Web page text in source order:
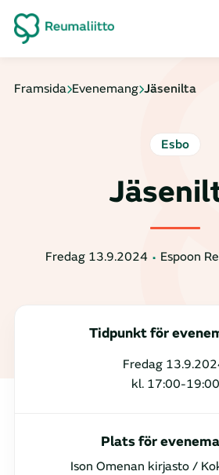
Framsida Evenemang Jäsenilta
Esbo
Fredag 13.9.2024 Espoon
Tidpunkt för
Fredag
kl. 17:00-19:00
Plats för
Ison Omenan kirjasto /